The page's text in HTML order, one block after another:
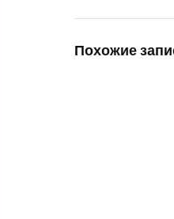
Похожие